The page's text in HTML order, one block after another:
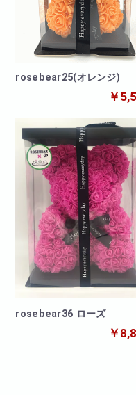
rosebear25(オレンジ)
￥
rosebear36 ローズ
￥